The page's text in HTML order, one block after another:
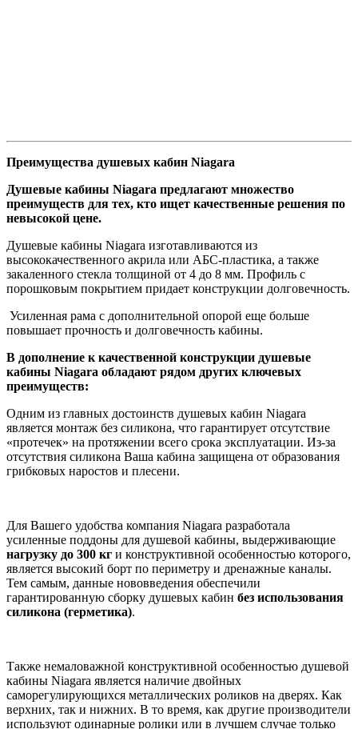
Преимущества душевых кабин Niagara
Душевые кабины Niagara предлагают множество
преимуществ для тех, кто ищет качественные решения по
невысокой цене.
Душевые кабины Niagara изготавливаются из
высококачественного акрила или АБС-пластика, а также
закаленного стекла толщиной от 4 до 8 мм. Профиль с
порошковым покрытием придает конструкции долговечность.
Усиленная рама с дополнительной опорой еще больше
повышает прочность и долговечность кабины.
В дополнение к качественной конструкции душевые
кабины Niagara обладают рядом других ключевых
преимуществ:
Одним из главных достоинств душевых кабин Niagara
является монтаж без силикона, что гарантирует отсутствие
«протечек» на протяжении всего срока эксплуатации. Из-за
отсутствия силикона Ваша кабина защищена от образования
грибковых наростов и плесени.
Для Вашего удобства компания Niagara разработала
усиленные поддоны для душевой кабины, выдерживающие
нагрузку до 300 кг и конструктивной особенностью которого,
является высокий борт по периметру и дренажные каналы.
Тем самым, данные нововведения обеспечили
гарантированную сборку душевых кабин без использования
силикона (герметика).
Также немаловажной конструктивной особенностью душевой
кабины Niagara является наличие двойных
саморегулирующихся металлических роликов на дверях. Как
верхних, так и нижних. В то время, как другие производители
используют одинарные ролики или в лучшем случае только